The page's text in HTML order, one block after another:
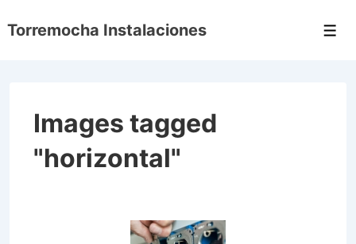
Saltar
Torremocha Instalaciones
Images tagged
"horizontal"